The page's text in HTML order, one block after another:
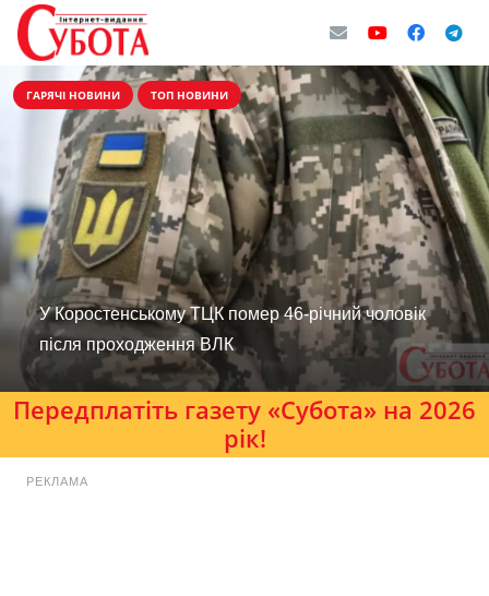
ГАРЯЧІ НОВИНИ ТОП НОВИНИ
У Коростенському ТЦК помер 46-річний чоловік
після проходження ВЛК
Передплатіть газету «Субота» на 2026
рік!
РЕКЛАМА